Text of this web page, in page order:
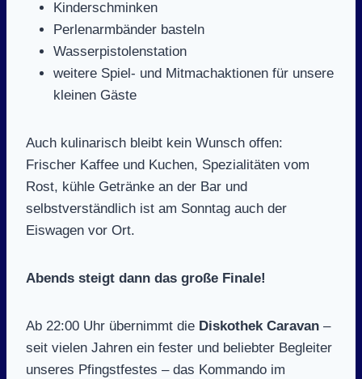
Kinderschminken
Perlenarmbänder basteln
Wasserpistolenstation
weitere Spiel- und Mitmachaktionen für unsere
kleinen Gäste
Auch kulinarisch bleibt kein Wunsch offen:
Frischer Kaffee und Kuchen, Spezialitäten vom
Rost, kühle Getränke an der Bar und
selbstverständlich ist am Sonntag auch der
Eiswagen vor Ort.
Abends steigt dann das große Finale!
Ab 22:00 Uhr übernimmt die Diskothek Caravan –
seit vielen Jahren ein fester und beliebter Begleiter
unseres Pfingstfestes – das Kommando im